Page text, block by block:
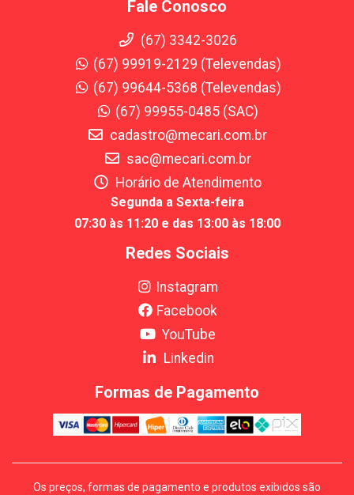
Fale Conosco
(67) 3342-3026
(67) 99919-2129 (Televendas)
(67) 99644-5368 (Televendas)
(67) 99955-0485 (SAC)
cadastro@mecari.com.br
sac@mecari.com.br
Horário de Atendimento
Segunda a Sexta-feira
07:30 às 11:20 e das 13:00 às 18:00
Redes Sociais
Instagram
Facebook
YouTube
Linkedin
Formas de Pagamento
Os preços, formas de pagamento e produtos exibidos são